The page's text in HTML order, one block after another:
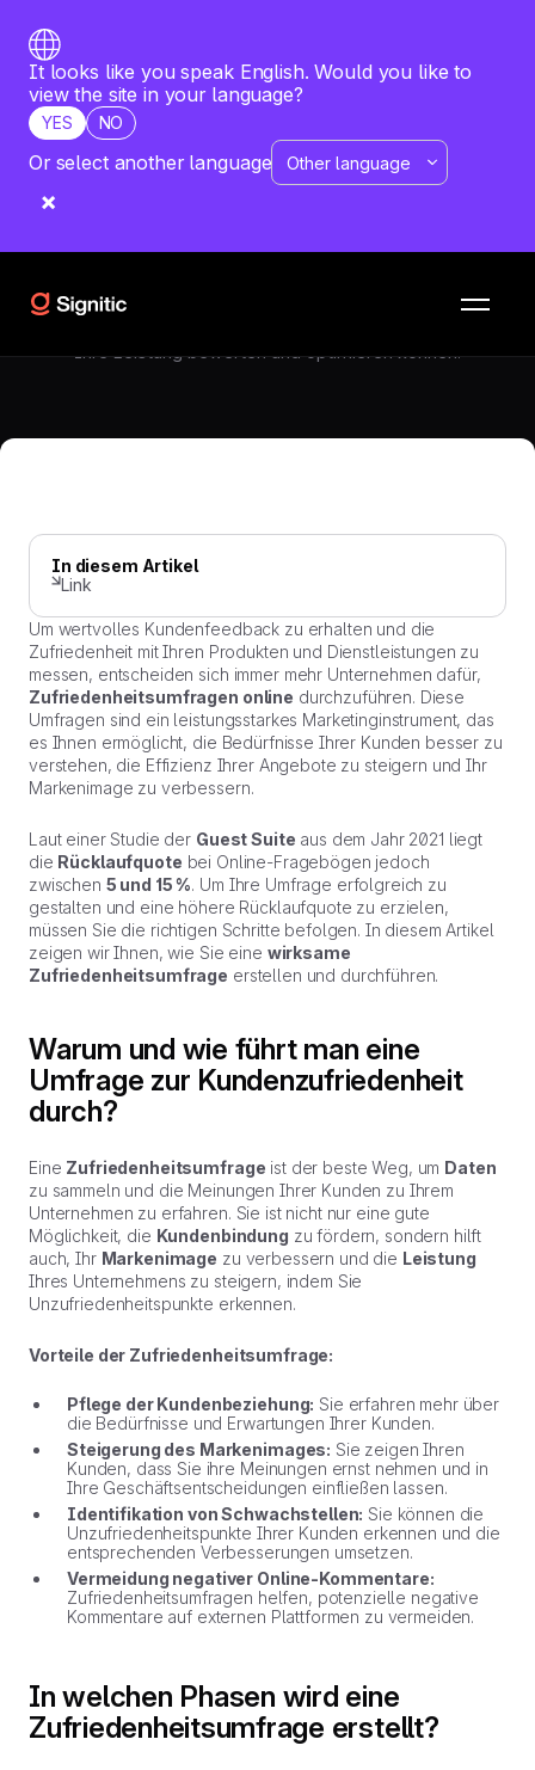
It looks like you speak English. Would you like to
view the site in your language?
YES NO
Or select another language
Umfrage zur Kundenzufriedenheit
Erstellen Sie eine Zufriedenheitsumfrage, um wertvolles
Ihre Leistung bewerten und optimieren können.
In diesem Artikel
Link
Um wertvolles Kundenfeedback zu erhalten und die
Zufriedenheit mit Ihren Produkten und Dienstleistungen zu
messen, entscheiden sich immer mehr Unternehmen dafür,
Zufriedenheitsumfragen online durchzuführen. Diese
Umfragen sind ein leistungsstarkes Marketinginstrument, das
es Ihnen ermöglicht, die Bedürfnisse Ihrer Kunden besser zu
verstehen, die Effizienz Ihrer Angebote zu steigern und Ihr
Markenimage zu verbessern.
Laut einer Studie der Guest Suite aus dem Jahr 2021 liegt
die Rücklaufquote bei Online-Fragebögen jedoch
zwischen 5 und 15 %. Um Ihre Umfrage erfolgreich zu
gestalten und eine höhere Rücklaufquote zu erzielen,
müssen Sie die richtigen Schritte befolgen. In diesem Artikel
zeigen wir Ihnen, wie Sie eine wirksame
Zufriedenheitsumfrage erstellen und durchführen.
Warum und wie führt man eine
Umfrage zur Kundenzufriedenheit
durch?
Eine Zufriedenheitsumfrage ist der beste Weg, um Daten
zu sammeln und die Meinungen Ihrer Kunden zu Ihrem
Unternehmen zu erfahren. Sie ist nicht nur eine gute
Möglichkeit, die Kundenbindung zu fördern, sondern hilft
auch, Ihr Markenimage zu verbessern und die Leistung
Ihres Unternehmens zu steigern, indem Sie
Unzufriedenheitspunkte erkennen.
Vorteile der Zufriedenheitsumfrage:
Pflege der Kundenbeziehung: Sie erfahren mehr über
die Bedürfnisse und Erwartungen Ihrer Kunden.
Steigerung des Markenimages: Sie zeigen Ihren
Kunden, dass Sie ihre Meinungen ernst nehmen und in
Ihre Geschäftsentscheidungen einfließen lassen.
Identifikation von Schwachstellen: Sie können die
Unzufriedenheitspunkte Ihrer Kunden erkennen und die
entsprechenden Verbesserungen umsetzen.
Vermeidung negativer Online-Kommentare:
Zufriedenheitsumfragen helfen, potenzielle negative
Kommentare auf externen Plattformen zu vermeiden.
In welchen Phasen wird eine
Zufriedenheitsumfrage erstellt?